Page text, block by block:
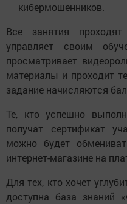
кибермошенников.
Все занятия
управляет своим
просматривает
материалы и проходит
задание начисляются
Те, кто успешно
получат сертификат
можно будет
интернет-магазине на
Для тех, кто хочет
доступна база знаний